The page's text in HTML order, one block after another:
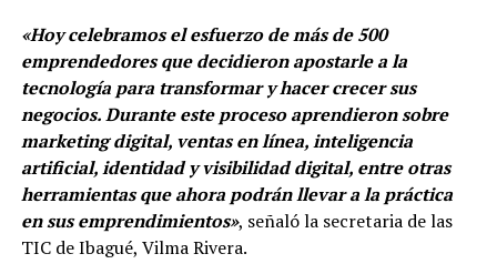
«Hoy celebramos el esfuerzo de más de 500
emprendedores que decidieron apostarle a la
tecnología para transformar y hacer crecer sus
negocios. Durante este proceso aprendieron sobre
marketing digital, ventas en línea, inteligencia
artificial, identidad y visibilidad digital, entre otras
herramientas que ahora podrán llevar a la práctica
en sus emprendimientos», señaló la secretaria de las
TIC de Ibagué, Vilma Rivera.